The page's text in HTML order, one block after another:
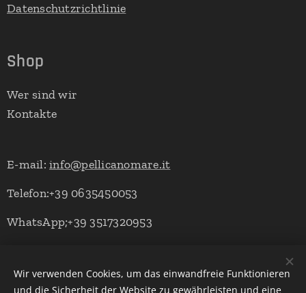
Datenschutzrichtlinie
Shop
Wer sind wir
Kontakte
E-mail:info@pellicanomare.it
Telefon:+39 0635450053
WhatsApp;+39 3517320953
Powered by Pellicano Mare Cookies
Wir verwenden Cookies, um das einwandfreie Funktionieren
und die Sicherheit der Website zu gewährleisten und eine